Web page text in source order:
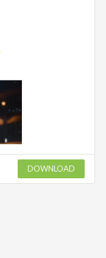
DOWNLOAD